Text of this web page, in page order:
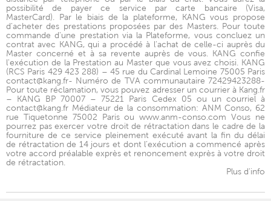
possibilité de payer ce service par carte bancaire (Visa,
MasterCard). Par le biais de la plateforme, KANG vous propose
d'acheter des prestations proposées par des Masters. Pour toute
commande d'une prestation via la Plateforme, vous concluez un
contrat avec KANG, qui a procédé à l'achat de celle-ci auprès du
Master concerné et à sa revente auprès de vous. KANG confie
l'exécution de la Prestation au Master que vous avez choisi. KANG
(RCS Paris 429 423 288) – 45 rue du Cardinal Lemoine 75005 Paris
contact@kang.fr- Numéro de TVA communautaire 72429423288-
Pour toute réclamation, vous pouvez adresser un courrier à Kang.fr
– KANG BP 70007 – 75221 Paris Cedex 05 ou un courriel à
contact@kang.fr Médiateur de la consommation: ANM Conso, 62
rue Tiquetonne 75002 Paris ou www.anm-conso.com Vous ne
pourrez pas exercer votre droit de rétractation dans le cadre de la
fourniture de ce service pleinement exécuté avant la fin du délai
de rétractation de 14 jours et dont l’exécution a commencé après
votre accord préalable exprès et renoncement exprès à votre droit
de rétractation.
Plus d'info